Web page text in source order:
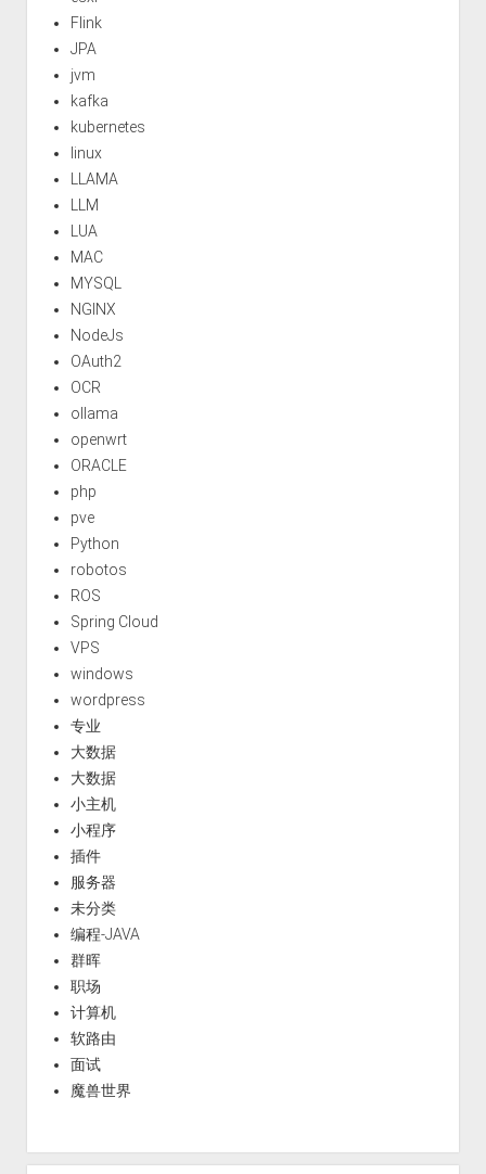
Flink
JPA
jvm
kafka
kubernetes
linux
LLAMA
LLM
LUA
MAC
MYSQL
NGINX
NodeJs
OAuth2
OCR
ollama
openwrt
ORACLE
php
pve
Python
robotos
ROS
Spring Cloud
VPS
windows
wordpress
专业
大数据
大数据
小主机
小程序
插件
服务器
未分类
编程-JAVA
群晖
职场
计算机
软路由
面试
魔兽世界